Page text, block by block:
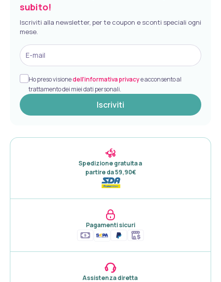
subito!
Iscriviti alla newsletter, per te coupon e sconti speciali ogni
mese.
E-mail
Ho preso visionedell’informativa privacye acconsento al
trattamento dei miei dati personali.
Iscriviti
Spedizione gratuita a
partire da 59,90€
Pagamenti sicuri
Assistenza diretta